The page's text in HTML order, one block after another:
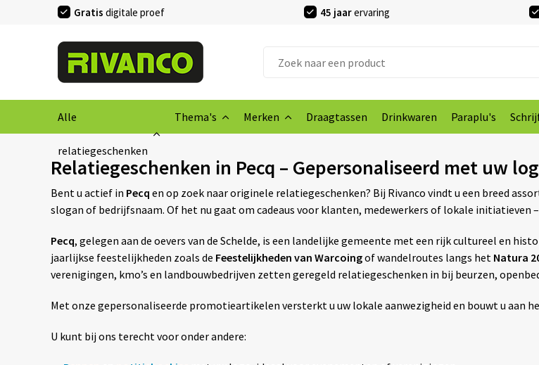
Gratis digitale proef 45 jaarervaring
Alle
relatiegeschenken
Thema's Merken Draagtassen Drinkwaren Paraplu's
Relatiegeschenken in Pecq – Gepersonaliseerd met uw
Bent u actief in Pecq en op zoek naar originele relatiegeschenken? Bij Rivanco vindt u een breed
slogan of bedrijfsnaam. Of het nu gaat om cadeaus voor klanten, medewerkers of lokale initiatieven
Pecq, gelegen aan de oevers van de Schelde, is een landelijke gemeente met een rijk cultureel en
jaarlijkse feestelijkheden zoals de Feestelijkheden van Warcoingof wandelroutes langs het Natura
verenigingen, kmo’s en landbouwbedrijven zetten geregeld relatiegeschenken in bij beurzen,
Met onze gepersonaliseerde promotieartikelen versterkt u uw lokale aanwezigheid en bouwt u aan
U kunt bij ons terecht voor onder andere: